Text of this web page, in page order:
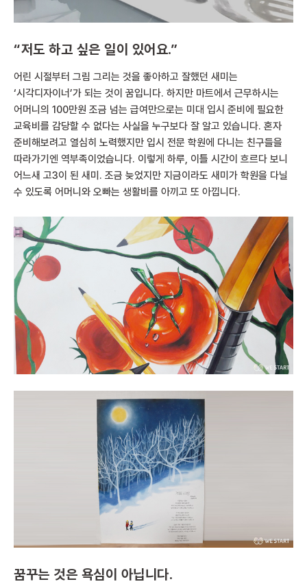
“저도 하고 싶은 일이 있어요.”
어린 시절부터 그림 그리는 것을 좋아하고 잘했던 새미는
‘시각디자이너’가 되는 것이 꿈입니다. 하지만 마트에서 근무하시는
어머니의 100만원 조금 넘는 급여만으로는 미대 입시 준비에 필요한
교육비를 감당할 수 없다는 사실을 누구보다 잘 알고 있습니다. 혼자
준비해보려고 열심히 노력했지만 입시 전문 학원에 다니는 친구들을
따라가기엔 역부족이었습니다. 이렇게 하루, 이틀 시간이 흐르다 보니
어느새 고3이 된 새미. 조금 늦었지만 지금이라도 새미가 학원을 다닐
수 있도록 어머니와 오빠는 생활비를 아끼고 또 아낍니다.
꿈꾸는 것은 욕심이 아닙니다.